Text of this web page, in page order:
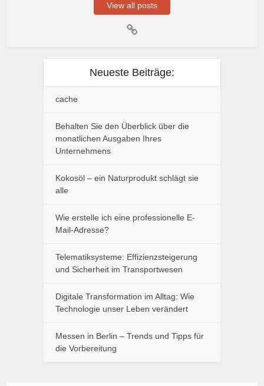
View all posts
Neueste Beiträge:
cache
Behalten Sie den Überblick über die
monatlichen Ausgaben Ihres
Unternehmens
Kokosöl – ein Naturprodukt schlägt sie
alle
Wie erstelle ich eine professionelle E-
Mail-Adresse?
Telematiksysteme: Effizienzsteigerung
und Sicherheit im Transportwesen
Digitale Transformation im Alltag: Wie
Technologie unser Leben verändert
Messen in Berlin – Trends und Tipps für
die Vorbereitung